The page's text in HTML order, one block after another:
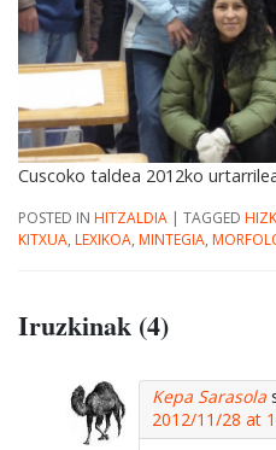
Cuscoko taldea 2012ko
POSTED IN HITZALDIA | TAGGED
KITXUA, LEXIKOA, MINTEGIA,
Iruzkinak (4)
Kepa Sarasola
2012/11/28 at